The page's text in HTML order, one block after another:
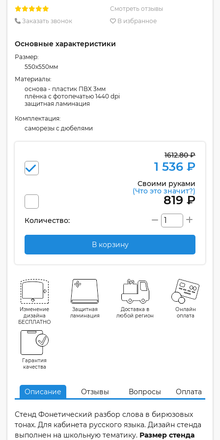
Смотреть отзывы
Заказать звонок
В избранное
Основные характеристики
Размер:
550x550мм
Материалы:
основа - пластик ПВХ 3мм
плёнка с фотопечатью 1440 dpi
защитная ламинация
Комплектация:
cаморезы с дюбелями
1612.80 ₽
1 536 ₽
Своими руками
(Что это значит?)
819 ₽
Количество:
В корзину
Изменение
дизайна
БЕСПЛАТНО
Защитная
ламинация
Доставка в
любой регион
Онлайн
оплата
Гарантия
качества
Описание Отзывы Вопросы Оплата
Стенд Фонетический разбор слова в бирюзовых
тонах. Для кабинета русского языка. Дизайн стенда
выполнен на школьную тематику. Размер стенда